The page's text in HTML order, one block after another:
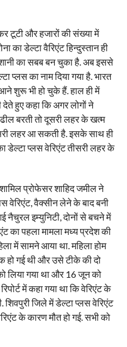
टूटी और हजारों की संख्या में
का डेल्टा वैरिएंट हिन्दुस्तान ही
का सबब बन चुका है. अब इससे
प्लस का नाम दिया गया है. भारत
शुरू भी हो चुके हैं. हाल ही में
देते हुए कहा कि अगर लोगों ने
बरती तो दूसरी लहर के खत्म
लहर आ सकती है. इसके साथ ही
डेल्टा प्लस वेरिएंट तीसरी लहर के
प्रोफेसर शाहिद जमील ने
वेरिएंट, वैक्सीन लेने के बाद बनी
नैचुरल इम्युनिटी, दोनों से बचने में
का पहला मामला मध्य प्रदेश की
में सामने आया था. महिला होम
गई थी और उसे टीके की दो
लिया गया था और 16 जून को
में कहा गया था कि वेरिएंट के
शिवपुरी जिले में डेल्टा प्लस वेरिएंट
के कारण मौत हो गई. सभी को